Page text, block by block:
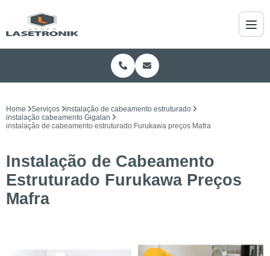
Home Serviços
instalação de cabeamento estruturado
instalação cabeamento Gigalan
instalação de cabeamento estruturado Furukawa preços Mafra
Instalação de Cabeamento
Estruturado Furukawa Preços
Mafra